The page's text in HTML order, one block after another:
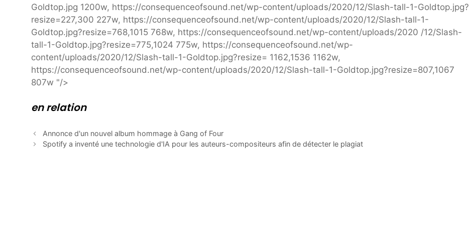
Goldtop.jpg 1200w, https://consequenceofsound.net/wp-content/uploads/2020/12/Slash-tall-1-Goldtop.jpg?
resize=227,300 227w, https://consequenceofsound.net/wp-content/uploads/2020/12/Slash-tall-1-
Goldtop.jpg?resize=768,1015 768w, https://consequenceofsound.net/wp-content/uploads/2020 /12/Slash-
tall-1-Goldtop.jpg?resize=775,1024 775w, https://consequenceofsound.net/wp-
content/uploads/2020/12/Slash-tall-1-Goldtop.jpg?resize= 1162,1536 1162w,
https://consequenceofsound.net/wp-content/uploads/2020/12/Slash-tall-1-Goldtop.jpg?resize=807,1067
807w "/>
en relation
Annonce d'un nouvel album hommage à Gang of Four
Spotify a inventé une technologie d'IA pour les auteurs-compositeurs afin de détecter le plagiat